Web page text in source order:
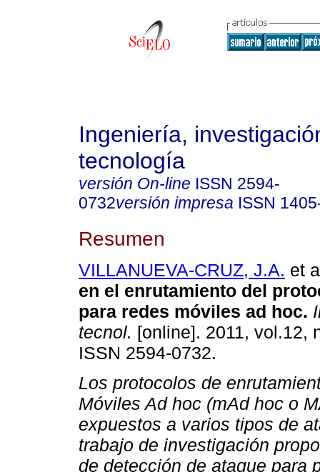
Ingeniería,
tecnología
versión On-line ISSN 2594-
0732versión impresa ISSN
Resumen
VILLANUEVA-CRUZ, J.A. et
en el enrutamiento del
para redes móviles ad hoc.
tecnol. [online]. 2011, vol.12,
ISSN 2594-0732.
Los protocolos de
Móviles Ad hoc (mAd hoc o
expuestos a varios tipos de
trabajo de investigación
de detección de ataque para